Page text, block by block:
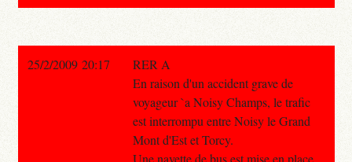
25/2/2009 20:17
RER A
En raison d'un accident grave de
voyageur `a Noisy Champs, le trafic
est interrompu entre Noisy le Grand
Mont d'Est et Torcy.
Une navette de bus est mise en place